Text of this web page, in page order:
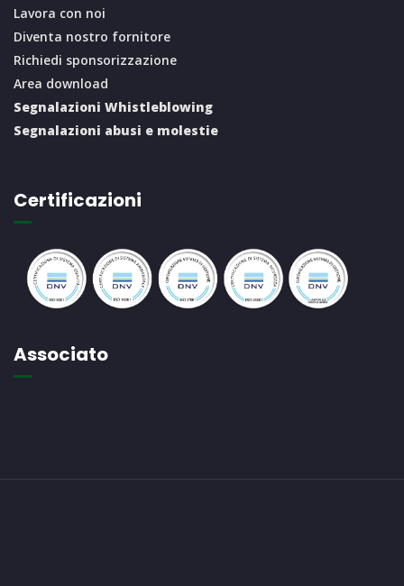
Lavora con noi
Diventa nostro fornitore
Richiedi sponsorizzazione
Area download
Segnalazioni Whistleblowing
Segnalazioni abusi e molestie
Certificazioni
Associato